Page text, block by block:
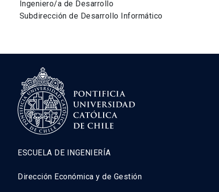
Ingeniero/a de Desarrollo
Subdirección de Desarrollo Informático
ESCUELA DE INGENIERÍA
Dirección Económica y de Gestión